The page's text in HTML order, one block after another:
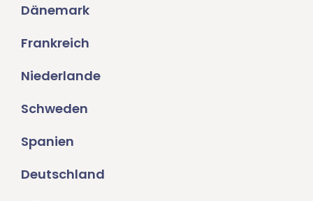
Dänemark
Frankreich
Niederlande
Schweden
Spanien
Deutschland